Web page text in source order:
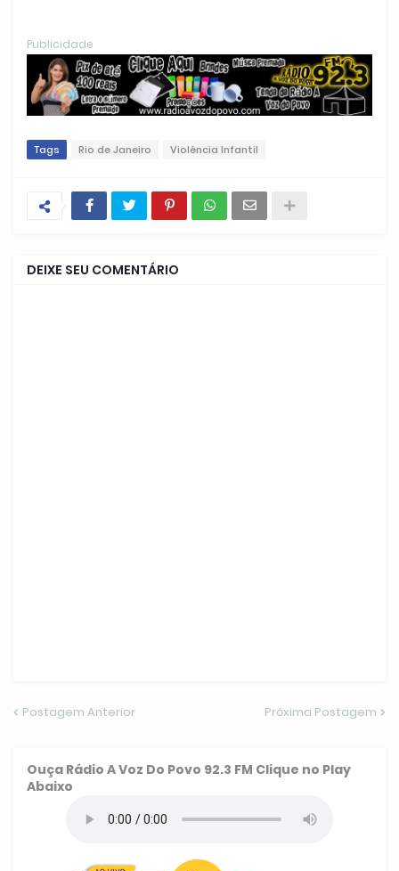
Publicidade
Tags Rio de Janeiro Violência Infantil
DEIXE SEU COMENTÁRIO
Postagem Anterior Próxima Postagem
Ouça Rádio A Voz Do Povo 92.3 FM Clique no Play
Abaixo